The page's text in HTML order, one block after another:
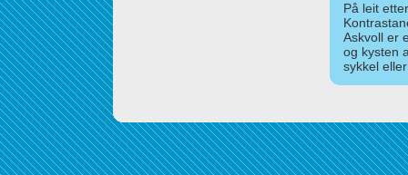
På leit
Askvoll er
og kysten
sykkel